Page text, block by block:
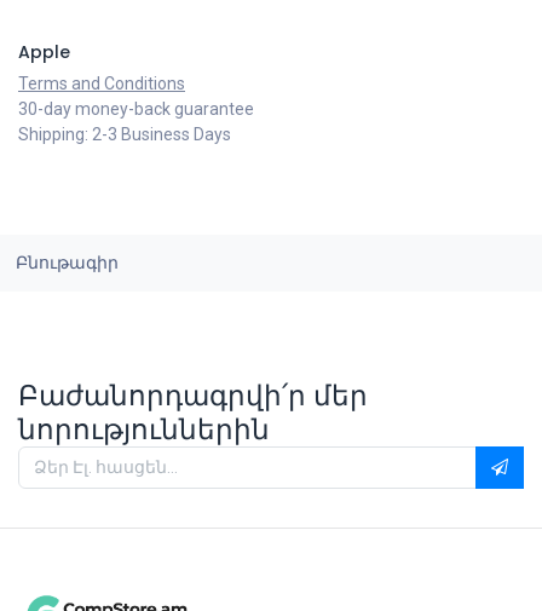
Apple
Terms and Conditions
30-day money-back guarantee
Shipping: 2-3 Business Days
Բնութագիր
Բաժանորդագրվի՛ր մեր
նորություններին